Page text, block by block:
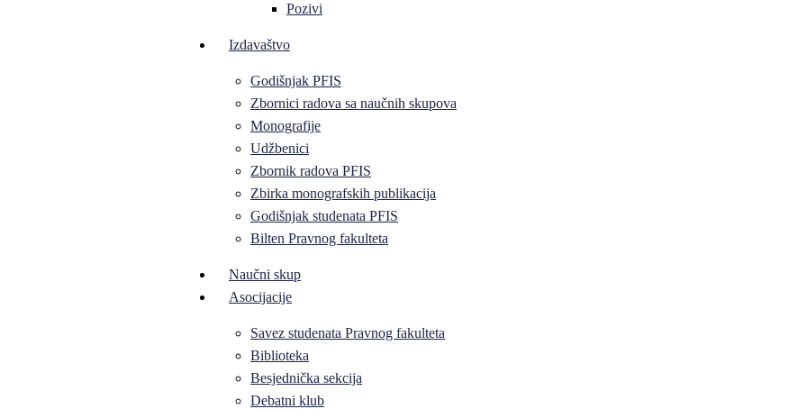
Pozivi
Izdavaštvo
Godišnjak PFIS
Zbornici radova sa naučnih skupova
Monografije
Udžbenici
Zbornik radova PFIS
Zbirka monografskih publikacija
Godišnjak studenata PFIS
Bilten Pravnog fakulteta
Naučni skup
Asocijacije
Savez studenata Pravnog fakulteta
Biblioteka
Besjednička sekcija
Debatni klub